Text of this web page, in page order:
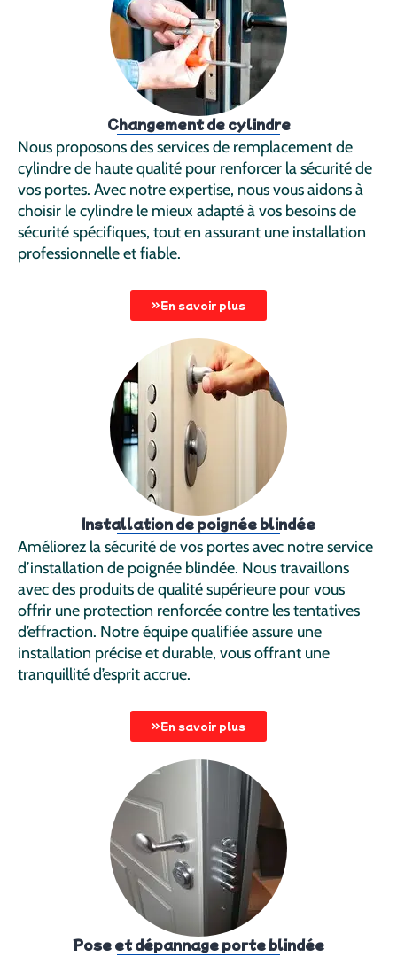
Changement de cylindre
Nous proposons des services de remplacement de
cylindre de haute qualité pour renforcer la sécurité de
vos portes. Avec notre expertise, nous vous aidons à
choisir le cylindre le mieux adapté à vos besoins de
sécurité spécifiques, tout en assurant une installation
professionnelle et fiable.
En savoir plus
Installation de poignée blindée
Améliorez la sécurité de vos portes avec notre service
d’installation de poignée blindée. Nous travaillons
avec des produits de qualité supérieure pour vous
offrir une protection renforcée contre les tentatives
d’effraction. Notre équipe qualifiée assure une
installation précise et durable, vous offrant une
tranquillité d’esprit accrue.
En savoir plus
Pose et dépannage porte blindée